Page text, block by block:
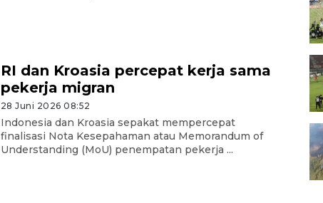
RI dan Kroasia percepat kerja sama
pekerja migran
28 Juni 2026 08:52
Indonesia dan Kroasia sepakat mempercepat
finalisasi Nota Kesepahaman atau Memorandum of
Understanding (MoU) penempatan pekerja ...